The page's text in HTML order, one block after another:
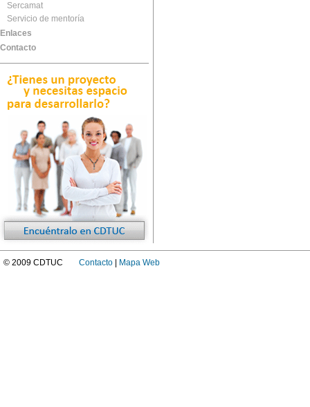
Sercamat
Servicio de mentoría
Enlaces
Contacto
© 2009 CDTUC Contacto Mapa Web